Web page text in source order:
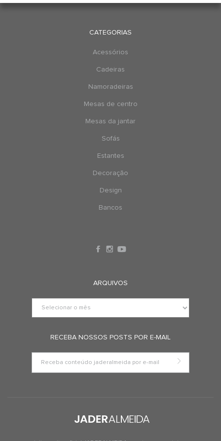
CATEGORIAS
Acessórios
Cadeiras
Namoradeiras
Mesas de centro
Mesas da jantar
Sofás
Estantes
Decoração
Design
Bancos
ARQUIVOS
RECEBA NOSSOS POSTS POR E-MAIL